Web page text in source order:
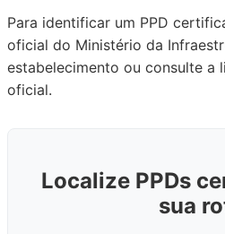
Para identificar um PPD
oficial do Ministério da
estabelecimento ou consulte a
oficial.
Localize PPDs
sua